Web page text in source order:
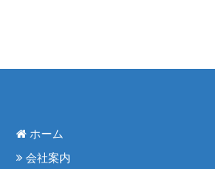
ホーム
会社案内